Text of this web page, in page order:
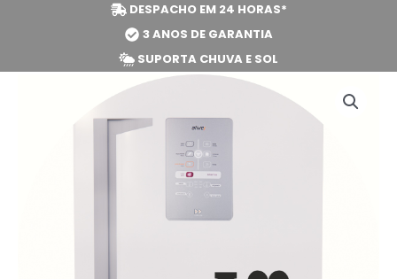
DESPACHO EM 24 HORAS*
3 ANOS DE GARANTIA
SUPORTA CHUVA E SOL